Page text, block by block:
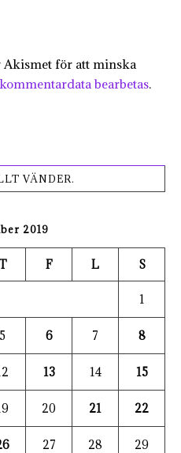
Akismet för att minska
bearbetas.
VÄNDER.
2019
F L S
1
5 6 7 8
13 14 15
20 21 22
27 28 29